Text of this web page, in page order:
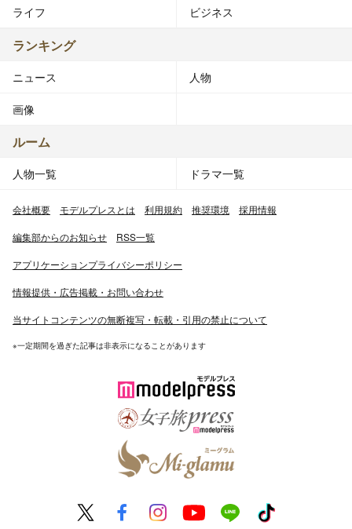
高校2年のときにオーディション雑誌の募集案内を見て、
持ちでホリプロスカウトキャラバンを受けたが、2次審査
であったホリエージェンシーの社員に『うちのオーディシ
ィションで合格し、2001年に芸能界デビューする[1]。
2003年頃から12球団対抗の正月特番、キャンプ取材、中
2005年、高校の野球部マネージャーの経験を生かし、
女子マネージャーとしてレギュラー出演。2006年には、
古田敦也選手兼任監督（当時）公認女子マネージャーに任
2005年11月16日、『風のゆくえ/ちいさなせかい』でCD
デビュー
2006年、いばらき大使に任命され、同年1月「漫遊いばら
き観光キャンペーン推進協議会」のテレビCMでキャンペ
2008年12月、地元鉾田市から初代「鉾田大使」に任命さ
2008年10月、『水戸黄門』第39部にレギュラー出演。11
月24日放送の第7話では由美かおると入浴シーンを演じ
2009年3月、コアリズムの『典型的日本人体型脱出プロジ
戦開始57日目で目標の部分やせ合計マイナス30センチを
ライフ ビジネス
ランキング
ニュース 人物
画像
ルーム
人物一覧 ドラマ一覧
会社概要 モデルプレスとは 利用規約 推奨環境 採用情報
編集部からのお知らせ RSS一覧
アプリケーションプライバシーポリシー
情報提供・広告掲載・お問い合わせ
当サイトコンテンツの無断複写・転載・引用の禁止について
※一定期間を過ぎた記事は非表示になることがあります